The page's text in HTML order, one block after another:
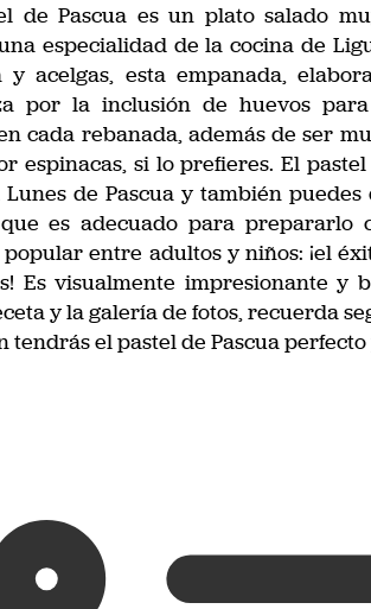
de Pascua es un plato salado
especialidad de la cocina de
acelgas, esta empanada,
por la inclusión de huevos
cada rebanada, además de ser
espinacas, si lo prefieres. El
de Pascua y también
que es adecuado para prepararlo
popular entre adultos y niños: ¡el
Es visualmente impresionante y
y la galería de fotos, recuerda
tendrás el pastel de Pascua